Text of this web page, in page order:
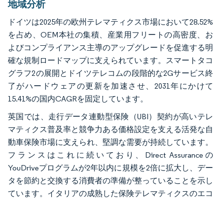
地域分析
ドイツは2025年の欧州テレマティクス市場において28.52%
を占め、OEM本社の集積、産業用フリートの高密度、お
よびコンプライアンス主導のアップグレードを促進する明
確な規制ロードマップに支えられています。スマートタコ
グラフ2の展開とドイツテレコムの段階的な2Gサービス終
了がハードウェアの更新を加速させ、2031年にかけて
15.41%の国内CAGRを固定しています。
英国では、走行データ連動型保険（UBI）契約が高いテレ
マティクス普及率と競争力ある価格設定を支える活発な自
動車保険市場に支えられ、堅調な需要が持続しています。
フランスはこれに続いており、Direct Assuranceの
YouDriveプログラムが2年以内に規模を2倍に拡大し、デー
タを節約と交換する消費者の準備が整っていることを示し
ています。イタリアの成熟した保険テレマティクスのエコ